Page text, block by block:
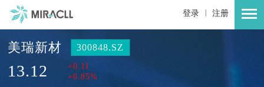
登录 注册
美瑞新材 300848.SZ
13.12
+0.11
+0.85%